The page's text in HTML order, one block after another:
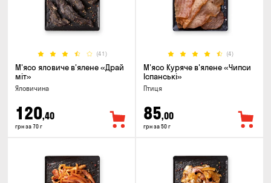
(41)
М'ясо яловиче в'ялене «Драй
міт»
Яловичина
120,40
грн за 70 г
(4)
М'ясо Куряче в'ялене «Чипси
Іспанські»
Птиця
85,00
грн за 50 г